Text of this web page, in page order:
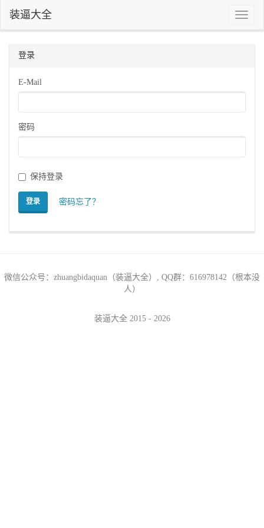
Toggle
装逼大全
登录
E-Mail
密码
保持登录
登录 密码忘了？
微信公众号：zhuangbidaquan（装逼大全）, QQ群：616978142（根本没
人）
装逼大全 2015 - 2026